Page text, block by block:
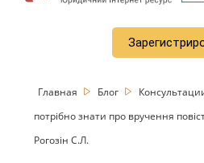
Главная Блог
потрібно знати про вручення
Рогозін С.Л.